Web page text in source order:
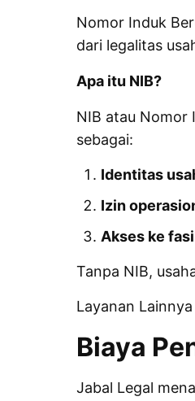
Nomor Induk
dari legalitas
Apa itu NIB?
NIB atau Nomor
sebagai:
Identitas
Izin
Akses ke
Tanpa NIB,
Layanan Lainnya
Biaya
Jabal Legal